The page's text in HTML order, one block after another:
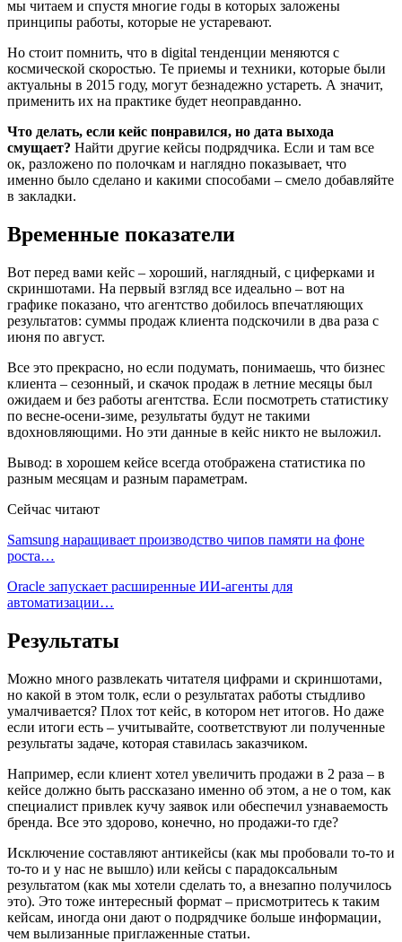
мы читаем и спустя многие годы в которых заложены
принципы работы, которые не устаревают.
Но стоит помнить, что в digital тенденции меняются с
космической скоростью. Те приемы и техники, которые были
актуальны в 2015 году, могут безнадежно устареть. А значит,
применить их на практике будет неоправданно.
Что делать, если кейс понравился, но дата выхода
смущает? Найти другие кейсы подрядчика. Если и там все
ок, разложено по полочкам и наглядно показывает, что
именно было сделано и какими способами – смело добавляйте
в закладки.
Временные показатели
Вот перед вами кейс – хороший, наглядный, с циферками и
скриншотами. На первый взгляд все идеально – вот на
графике показано, что агентство добилось впечатляющих
результатов: суммы продаж клиента подскочили в два раза с
июня по август.
Все это прекрасно, но если подумать, понимаешь, что бизнес
клиента – сезонный, и скачок продаж в летние месяцы был
ожидаем и без работы агентства. Если посмотреть статистику
по весне-осени-зиме, результаты будут не такими
вдохновляющими. Но эти данные в кейс никто не выложил.
Вывод: в хорошем кейсе всегда отображена статистика по
разным месяцам и разным параметрам.
Сейчас читают
Samsung наращивает производство чипов памяти на фоне
роста…
Oracle запускает расширенные ИИ‑агенты для
автоматизации…
Результаты
Можно много развлекать читателя цифрами и скриншотами,
но какой в этом толк, если о результатах работы стыдливо
умалчивается? Плох тот кейс, в котором нет итогов. Но даже
если итоги есть – учитывайте, соответствуют ли полученные
результаты задаче, которая ставилась заказчиком.
Например, если клиент хотел увеличить продажи в 2 раза – в
кейсе должно быть рассказано именно об этом, а не о том, как
специалист привлек кучу заявок или обеспечил узнаваемость
бренда. Все это здорово, конечно, но продажи-то где?
Исключение составляют антикейсы (как мы пробовали то-то и
то-то и у нас не вышло) или кейсы с парадоксальным
результатом (как мы хотели сделать то, а внезапно получилось
это). Это тоже интересный формат – присмотритесь к таким
кейсам, иногда они дают о подрядчике больше информации,
чем вылизанные приглаженные статьи.